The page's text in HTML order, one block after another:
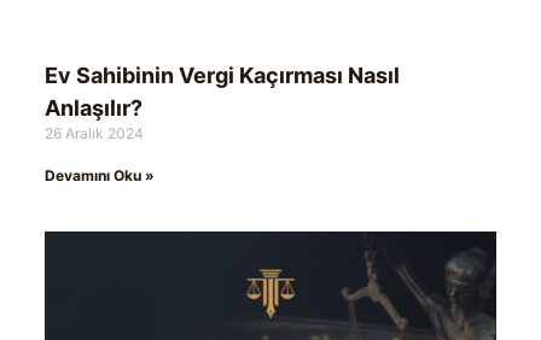
Ev Sahibinin Vergi Kaçırması Nasıl
Anlaşılır?
26 Aralık 2024
Devamını Oku »